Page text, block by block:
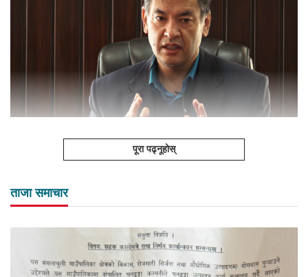
पूरा पढ्नूहोस्
ताजा समाचार